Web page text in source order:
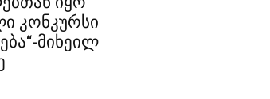
კონკურსი
მიხეილ